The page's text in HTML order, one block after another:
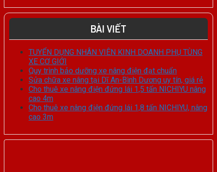
BÀI VIẾT
TUYỂN DỤNG NHÂN VIÊN KINH DOANH PHỤ TÙNG
XE CƠ GIỚI
Quy trình bảo dưỡng xe nâng điện đạt chuẩn
Sửa chữa xe nâng tại Dĩ An-Bình Dương uy tín, giá rẻ
Cho thuê xe nâng điện đứng lái 1,5 tấn NICHIYU nâng
cao 4m
Cho thuê xe nâng điện đứng lái 1,8 tấn NICHIYU, nâng
cao 3m